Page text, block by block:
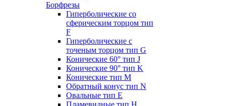
Борфрезы
Гиперболические cо
сферическим торцом тип
F
Гиперболические с
точеным торцом тип G
Конические 60° тип J
Конические 90° тип K
Конические тип M
Обратный конус тип N
Овальные тип E
Пламевидные тип H